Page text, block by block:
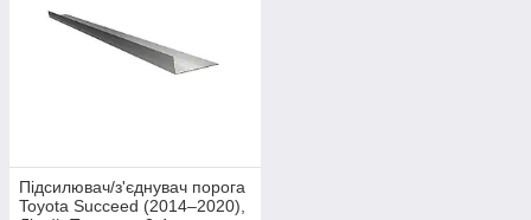
Підсилювач/з'єднувач порога
Toyota Succeed (2014–2020),